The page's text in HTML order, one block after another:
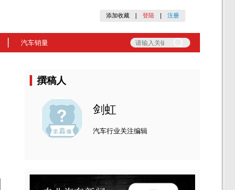
添加收藏 登陆 注册
汽车销量
撰稿人
剑虹
汽车行业关注编辑